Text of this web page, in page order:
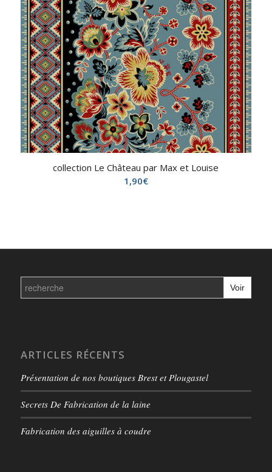
collection Le Château par Max et Louise
1,90€
Search
for:
ARTICLES RÉCENTS
Présentation de nos boutiques Brest et Plougastel
Secrets De Fabrication de la laine
Fabrication des aiguilles à coudre